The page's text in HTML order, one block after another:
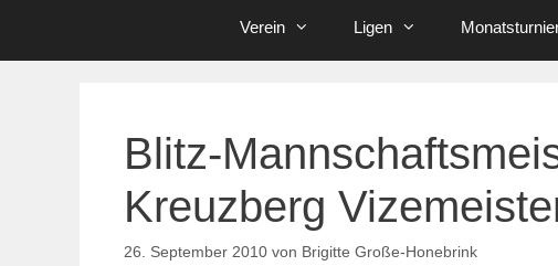
Verein Ligen
Blitz-
Kreuzberg
26. September 2010 von Brigitte Große-Honebrink